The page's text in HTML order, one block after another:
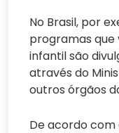
No Brasil, por
programas
infantil são
através do
outros órgãos
De acordo com